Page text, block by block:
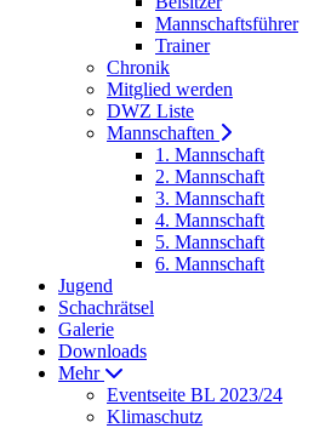
Mannschaftsführer
Trainer
Chronik
Mitglied werden
DWZ Liste
Mannschaften
1. Mannschaft
2. Mannschaft
3. Mannschaft
4. Mannschaft
5. Mannschaft
6. Mannschaft
Jugend
Schachrätsel
Galerie
Downloads
Mehr
Eventseite BL 2023/24
Klimaschutz